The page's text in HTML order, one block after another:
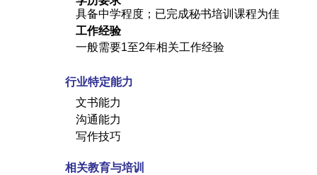
具备中学程度；已完成秘书培训课程为佳
工作经验
一般需要1至2年相关工作经验
行业特定能力
文书能力
沟通能力
写作技巧
相关教育与培训